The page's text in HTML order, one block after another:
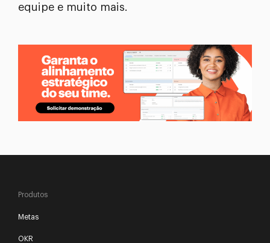
equipe e muito mais.
Produtos
Metas
OKR